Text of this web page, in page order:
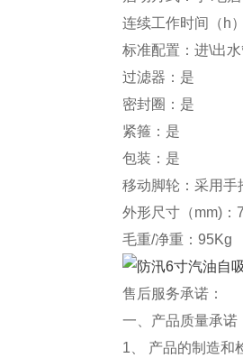
连续工作时间（h
标准配置：进\出
过滤器：是
密封圈：是
紧箍：是
包装：是
移动脚轮：采用手
外形尺寸（mm)：
毛重/净重：95Kg
售后服务承诺：
一、产品质量承诺
1、 产品的制造和